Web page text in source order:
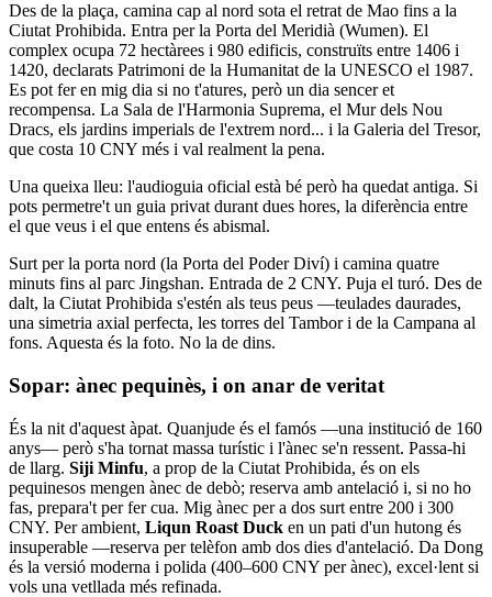
Des de la plaça, camina cap al nord sota el retrat de Mao fins a la
Ciutat Prohibida. Entra per la Porta del Meridià (Wumen). El
complex ocupa 72 hectàrees i 980 edificis, construïts entre 1406 i
1420, declarats Patrimoni de la Humanitat de la UNESCO el 1987.
Es pot fer en mig dia si no t'atures, però un dia sencer et
recompensa. La Sala de l'Harmonia Suprema, el Mur dels Nou
Dracs, els jardins imperials de l'extrem nord... i la Galeria del Tresor,
que costa 10 CNY més i val realment la pena.
Una queixa lleu: l'audioguia oficial està bé però ha quedat antiga. Si
pots permetre't un guia privat durant dues hores, la diferència entre
el que veus i el que entens és abismal.
Surt per la porta nord (la Porta del Poder Diví) i camina quatre
minuts fins al parc Jingshan. Entrada de 2 CNY. Puja el turó. Des de
dalt, la Ciutat Prohibida s'estén als teus peus —teulades daurades,
una simetria axial perfecta, les torres del Tambor i de la Campana al
fons. Aquesta és la foto. No la de dins.
Sopar: ànec pequinès, i on anar de veritat
És la nit d'aquest àpat. Quanjude és el famós —una institució de 160
anys— però s'ha tornat massa turístic i l'ànec se'n ressent. Passa-hi
de llarg. Siji Minfu, a prop de la Ciutat Prohibida, és on els
pequinesos mengen ànec de debò; reserva amb antelació i, si no ho
fas, prepara't per fer cua. Mig ànec per a dos surt entre 200 i 300
CNY. Per ambient, Liqun Roast Duck en un pati d'un hutong és
insuperable —reserva per telèfon amb dos dies d'antelació. Da Dong
és la versió moderna i polida (400–600 CNY per ànec), excel·lent si
vols una vetllada més refinada.